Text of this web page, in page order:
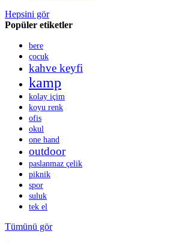
Hepsini gör
Popüler etiketler
bere
çocuk
kahve keyfi
kamp
kolay içim
koyu renk
ofis
okul
one hand
outdoor
paslanmaz çelik
piknik
spor
suluk
tek el
Tümünü gör